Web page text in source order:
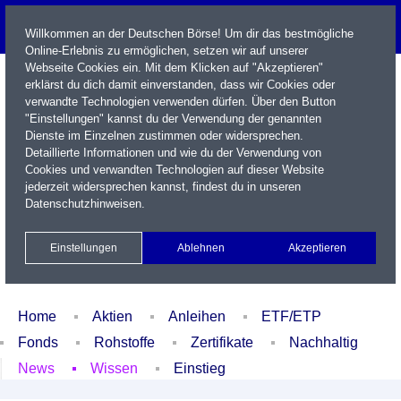
Name / WKN / ISIN / Kürzel
Xetra Realtime
Watchlist Portfolio Login
Home Aktien Anleihen
ETF/ETP
Fonds
Rohstoffe Zertifikate
Nachhaltig
News
Wissen Einstieg
Willkommen an der Deutschen Börse! Um dir das bestmögliche
Online-Erlebnis zu ermöglichen, setzen wir auf unserer
Webseite Cookies ein. Mit dem Klicken auf "Akzeptieren"
erklärst du dich damit einverstanden, dass wir Cookies oder
verwandte Technologien verwenden dürfen. Über den Button
"Einstellungen" kannst du der Verwendung der genannten
Dienste im Einzelnen zustimmen oder widersprechen.
Detaillierte Informationen und wie du der Verwendung von
Cookies und verwandten Technologien auf dieser Website
jederzeit widersprechen kannst, findest du in unseren
Datenschutzhinweisen.
Einstellungen Ablehnen Akzeptieren